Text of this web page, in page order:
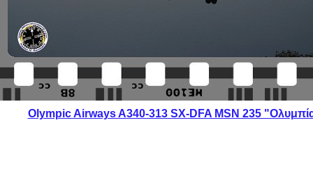
Olympic Airways A340-313 SX-DFA MSN 235